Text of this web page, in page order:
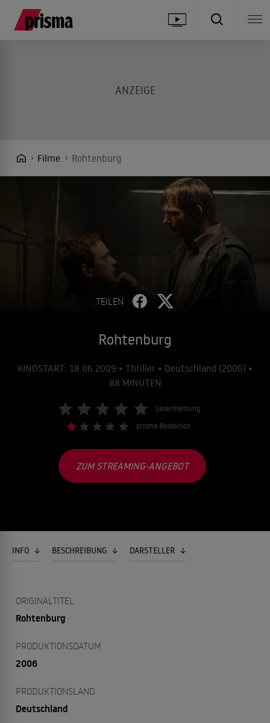
Filme Rohtenburg
TEILEN
Rohtenburg
KINOSTART: 18.06.2009 • Thriller • Deutschland (2006) •
88 MINUTEN
Lesermeinung
prisma-Redaktion
ZUM STREAMING-ANGEBOT
INFO BESCHREIBUNG DARSTELLER
ORIGINALTITEL
Rohtenburg
PRODUKTIONSDATUM
2006
PRODUKTIONSLAND
Deutschland